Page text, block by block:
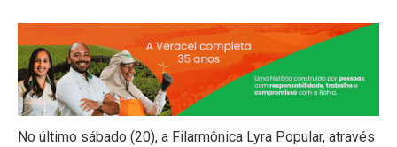
No último sábado (20), a Filarmônica Lyra Popular, através